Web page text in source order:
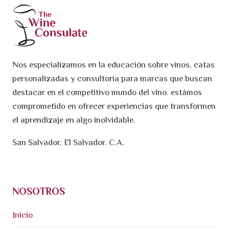
Nos especializamos en la educación sobre vinos, catas
personalizadas y consultoría para marcas que buscan
destacar en el competitivo mundo del vino. estámos
comprometido en ofrecer experiencias que transformen
el aprendizaje en algo inolvidable.
San Salvador, El Salvador. C.A.
NOSOTROS
Inicio